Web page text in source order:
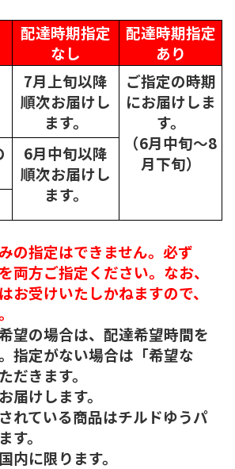
配達時期指定
なし
配達時期指定
あり
7月上旬以降
順次お届けし
ます。
ご指定の時期
にお届けしま
す。
（6月中旬～8
月下旬）
6月中旬以降
順次お届けし
ます。
の指定はできません。必ず
両方ご指定ください。なお、
お受けいたしかねますので、
望の場合は、配達希望時間を
指定がない場合は「希望な
だきます。
けします。
れている商品はチルドゆうパ
す。
に限ります。